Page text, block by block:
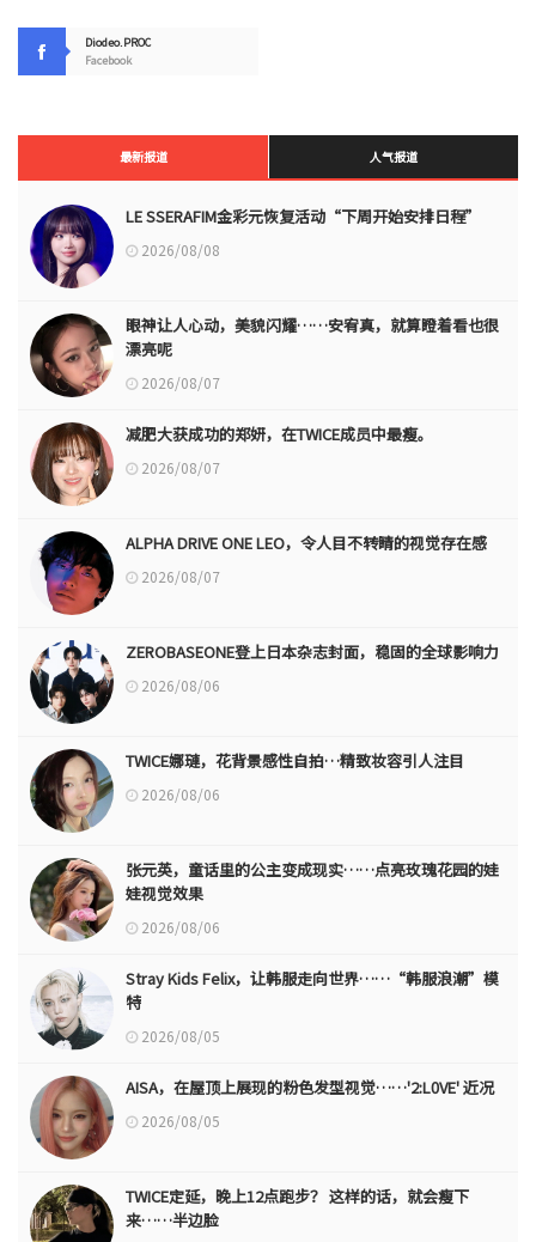
Diodeo.PROC
Facebook
最新报道 人气报道
LE SSERAFIM金彩元恢复活动“下周开始安排日程”
2026/08/08
眼神让人心动，美貌闪耀……安宥真，就算瞪着看也很
漂亮呢
2026/08/07
减肥大获成功的郑妍，在TWICE成员中最瘦。
2026/08/07
ALPHA DRIVE ONE LEO，令人目不转睛的视觉存在感
2026/08/07
ZEROBASEONE登上日本杂志封面，稳固的全球影响力
2026/08/06
TWICE娜璉，花背景感性自拍…精致妆容引人注目
2026/08/06
张元英，童话里的公主变成现实……点亮玫瑰花园的娃
娃视觉效果
2026/08/06
Stray Kids Felix，让韩服走向世界……“韩服浪潮”模
特
2026/08/05
AISA，在屋顶上展现的粉色发型视觉……'2:L0VE' 近况
2026/08/05
TWICE定延，晚上12点跑步？ 这样的话，就会瘦下
来……半边脸